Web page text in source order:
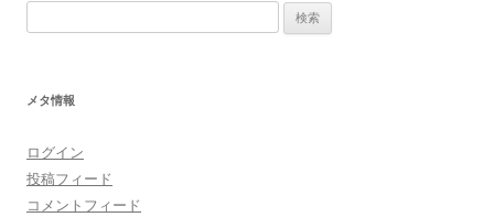
メタ情報
ログイン
投稿フィード
コメントフィード